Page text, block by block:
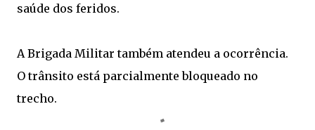
saúde dos feridos.
A Brigada Militar também atendeu a ocorrência.
O trânsito está parcialmente bloqueado no
trecho.